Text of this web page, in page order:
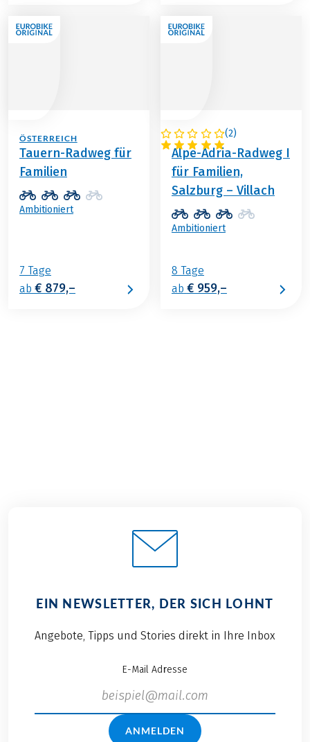
ÖSTERREICH
Tauern-Radweg für
Familien
Ambitioniert
7 Tage
ab € 879,–
(2)
ÖSTERREICH
Alpe-Adria-Radweg I
für Familien,
Salzburg – Villach
Ambitioniert
8 Tage
ab € 959,–
EIN NEWSLETTER, DER SICH LOHNT
Angebote, Tipps und Stories direkt in Ihre Inbox
E-Mail Adresse
ANMELDEN